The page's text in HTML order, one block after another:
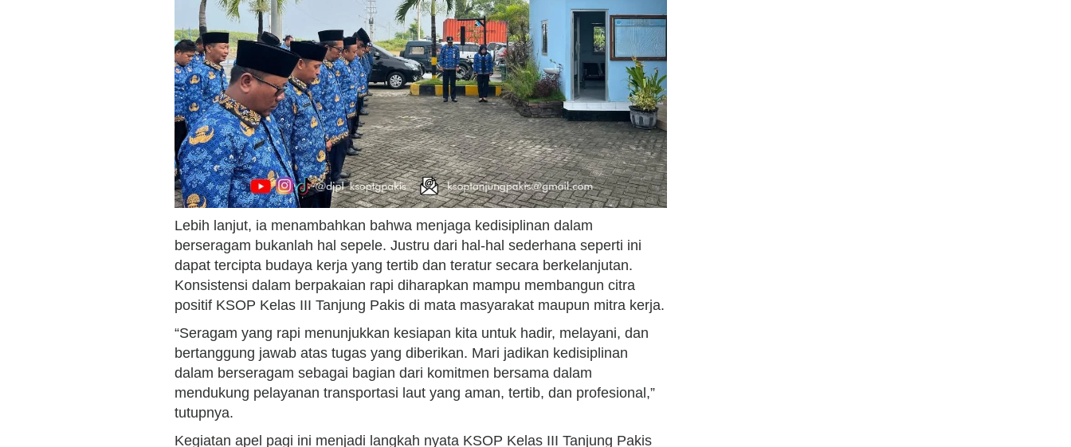
Lebih lanjut, ia menambahkan bahwa menjaga kedisiplinan dalam
berseragam bukanlah hal sepele. Justru dari hal-hal sederhana seperti ini
dapat tercipta budaya kerja yang tertib dan teratur secara berkelanjutan.
Konsistensi dalam berpakaian rapi diharapkan mampu membangun citra
positif KSOP Kelas III Tanjung Pakis di mata masyarakat maupun mitra kerja.
“Seragam yang rapi menunjukkan kesiapan kita untuk hadir, melayani, dan
bertanggung jawab atas tugas yang diberikan. Mari jadikan kedisiplinan
dalam berseragam sebagai bagian dari komitmen bersama dalam
mendukung pelayanan transportasi laut yang aman, tertib, dan profesional,”
tutupnya.
Kegiatan apel pagi ini menjadi langkah nyata KSOP Kelas III Tanjung Pakis